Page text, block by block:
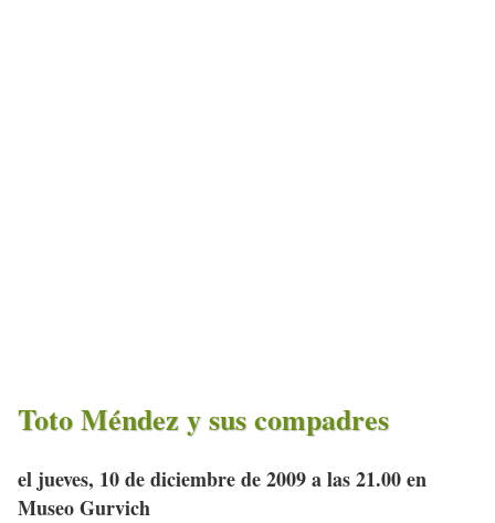
Toto Méndez y sus compadres
el jueves, 10 de diciembre de 2009 a las 21.00 en
Museo Gurvich